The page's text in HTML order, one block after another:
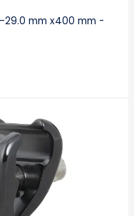
mm x400 mm -